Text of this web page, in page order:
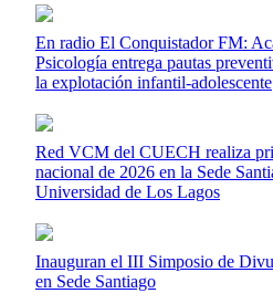
En radio El Conquistador FM:
Psicología entrega pautas
la explotación infantil-adolescente
Red VCM del CUECH realiza
nacional de 2026 en la Sede
Universidad de Los Lagos
Inauguran el III Simposio de
en Sede Santiago